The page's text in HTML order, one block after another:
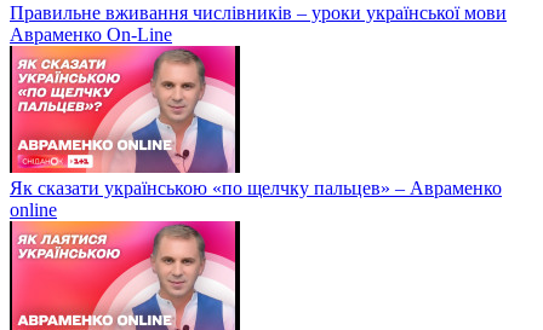
Правильне вживання числівників – уроки української мови
Авраменко On-Line
Як сказати українською «по щелчку пальцев» – Авраменко
online